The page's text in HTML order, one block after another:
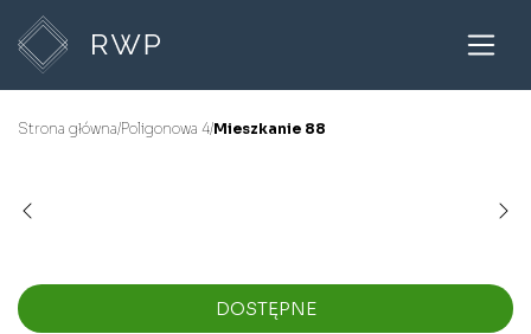
Strona główna/Poligonowa 4/Mieszkanie 88
DOSTĘPNE